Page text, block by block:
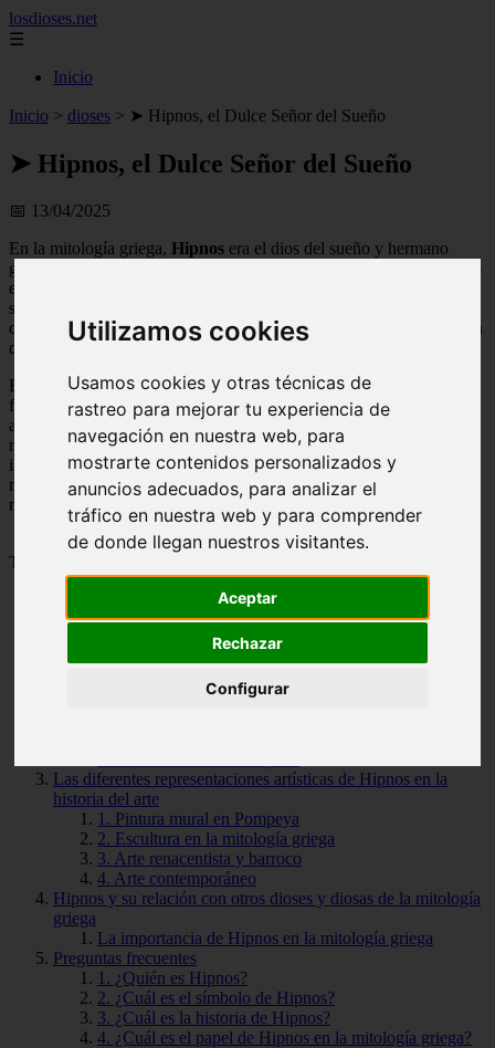
Utilizamos cookies
Usamos cookies y otras técnicas de
rastreo para mejorar tu experiencia de
navegación en nuestra web, para
mostrarte contenidos personalizados y
anuncios adecuados, para analizar el
tráfico en nuestra web y para comprender
de donde llegan nuestros visitantes.
Aceptar
Rechazar
Configurar
losdioses.net
☰
Inicio
Inicio > dioses > ➤ Hipnos, el Dulce Señor del Sueño
➤ Hipnos, el Dulce Señor del Sueño
📅 13/04/2025
En la mitología griega, Hipnos era el dios del sueño y hermano
gemelo de Tánatos, la personificación de la muerte. Conocido como
el
sueño en los seres humanos y los dioses. Su presencia era
considerada benévola y necesaria para el descanso y la regeneración
del cuerpo y la mente.
Exploraremos la fascinante figura de Hipnos, sus atributos y
funciones, así como su relación con otros dioses y mitos de la
antigua Grecia. También analizaremos las diferentes
representaciones artísticas de Hipnos a lo largo de la historia y su
influencia en la cultura popular. Acompáñanos en este viaje por el
mundo del sueño y descubre la importancia de Hipnos en la
mitología griega.
Tabla de Contenido
Descubre el origen y mitología del dios Hipnos
El papel de Hipnos en la mitología griega
El poder de Hipnos
La importancia de Hipnos en la actualidad
Los beneficios de un buen descanso y cómo Hipnos puede
Las diferentes representaciones artísticas de Hipnos en la
historia del arte
1. Pintura mural en Pompeya
2. Escultura en la mitología griega
3. Arte renacentista y barroco
4. Arte contemporáneo
Hipnos y su relación con otros dioses y diosas de la mitología
griega
La importancia de Hipnos en la mitología griega
Preguntas frecuentes
1. ¿Quién es Hipnos?
2. ¿Cuál es el símbolo de Hipnos?
3. ¿Cuál es la historia de Hipnos?
4. ¿Cuál es el papel de Hipnos en la mitología griega?